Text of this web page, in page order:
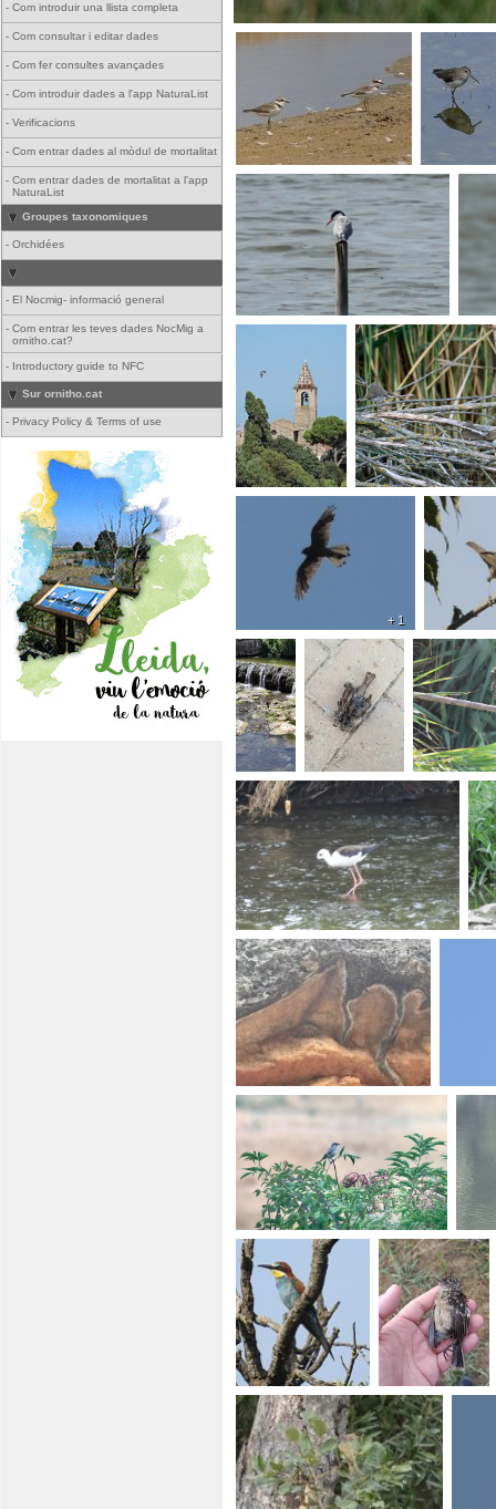
- Com introduir una llista completa
- Com consultar i editar dades
- Com fer consultes avançades
- Com introduir dades a l'app NaturaList
- Verificacions
- Com entrar dades al mòdul de mortalitat
- Com entrar dades de mortalitat a l'app
NaturaList
Groupes taxonomiques
- Orchidées
- El Nocmig- informació general
- Com entrar les teves dades NocMig a
ornitho.cat?
- Introductory guide to NFC
Sur ornitho.cat
- Privacy Policy & Terms of use
+ 1